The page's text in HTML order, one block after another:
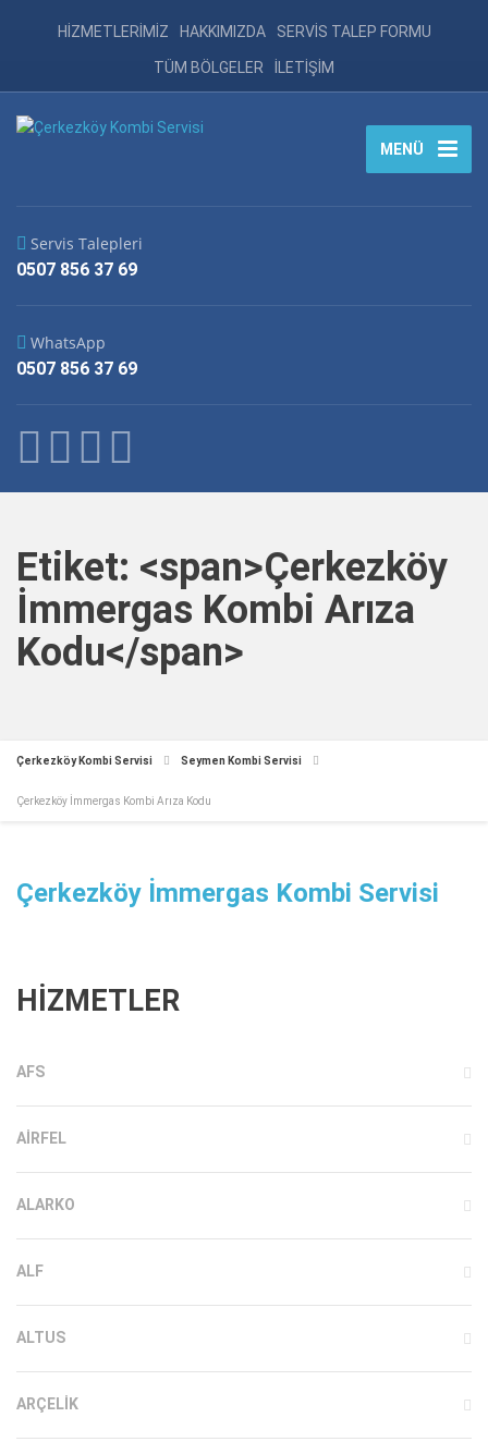
HİZMETLERİMİZ HAKKIMIZDA SERVİS TALEP FORMU
TÜM BÖLGELER İLETİŞİM
MENÜ
Servis Talepleri
0507 856 37 69
WhatsApp
0507 856 37 69
Etiket: <span>Çerkezköy
İmmergas Kombi Arıza
Kodu</span>
Çerkezköy Kombi Servisi Seymen Kombi Servisi
Çerkezköy İmmergas Kombi Arıza Kodu
Çerkezköy İmmergas Kombi Servisi
HİZMETLER
AFS
AIRFEL
ALARKO
ALF
ALTUS
ARÇELIK